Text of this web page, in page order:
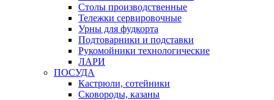
Столы производственные
Тележки сервировочные
Урны для фудкорта
Подтоварники и подставки
Рукомойники технологические
ЛАРИ
ПОСУДА
Кастрюли, сотейники
Сковороды, казаны